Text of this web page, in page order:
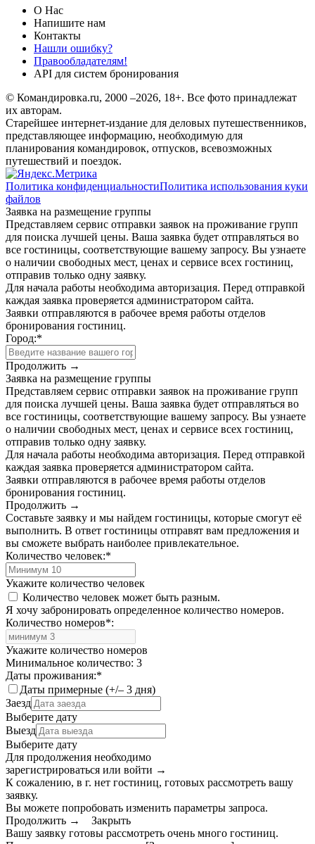
О Нас
Напишите нам
Контакты
Нашли ошибку?
Правообладателям!
API для систем бронирования
© Командировка.ru, 2000 –2026, 18+. Все фото принадлежат
их авторам.
Старейшее интернет-издание для деловых путешественников,
представляющее информацию, необходимую для
планирования командировок, отпусков, всевозможных
путешествий и поездок.
Политика конфиденциальностиПолитика использования куки
файлов
Заявка на размещение группы
Представляем сервис отправки заявок на проживание групп
для поиска лучшей цены. Ваша заявка будет отправляться во
все гостиницы, соответствующие вашему запросу. Вы узнаете
о наличии свободных мест, ценах и сервисе всех гостиниц,
отправив только одну заявку.
Для начала работы необходима авторизация. Перед отправкой
каждая заявка проверяется администратором сайта.
Заявки отправляются в рабочее время работы отделов
бронирования гостиниц.
Город:*
Продолжить →
Заявка на размещение группы
Представляем сервис отправки заявок на проживание групп
для поиска лучшей цены. Ваша заявка будет отправляться во
все гостиницы, соответствующие вашему запросу. Вы узнаете
о наличии свободных мест, ценах и сервисе всех гостиниц,
отправив только одну заявку.
Для начала работы необходима авторизация. Перед отправкой
каждая заявка проверяется администратором сайта.
Заявки отправляются в рабочее время работы отделов
бронирования гостиниц.
Продолжить →
Составьте заявку и мы найдем гостиницы, которые смогут её
выполнить. В ответ гостиницы отправят вам предложения и
вы сможете выбрать наиболее привлекательное.
Количество человек:*
Укажите количество человек
Количество человек может быть разным.
Я хочу забронировать определенное количество номеров.
Количество номеров*:
Укажите количество номеров
Минимальное количество: 3
Даты проживания:*
Даты примерные (+/– 3 дня)
Заезд
Выберите дату
Выезд
Выберите дату
Для продолжения необходимо
зарегистрироваться или войти →
К сожалению, в г. нет гостиниц, готовых рассмотреть вашу
заявку.
Вы можете попробовать изменить параметры запроса.
Продолжить →
Закрыть
Вашу заявку готовы рассмотреть очень много гостиниц.